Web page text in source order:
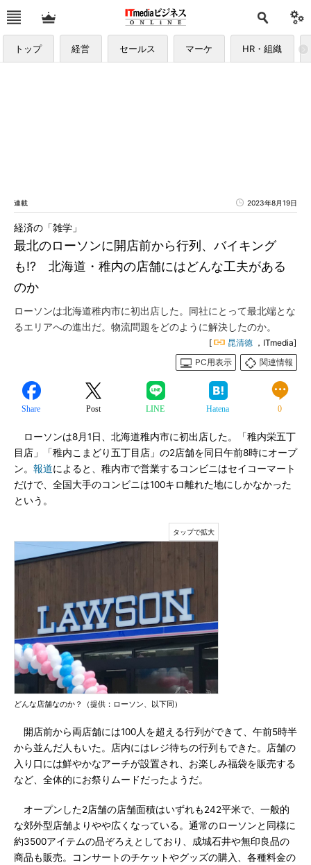
トップ 経営 セールス マーケ HR・組織
連載 2023年8月19日
最北のローソンに開店前から行列、バイキング
も!? 北海道・稚内の店舗にはどんな工夫がある
のか
経済の「雑学」
ローソンは北海道稚内市に初出店した。同社にとって最北端とな
るエリアへの進出だ。物流問題をどのように解決したのか。
[ 昆清徳 ，ITmedia]
PC用表示
関連情報
Share Post LINE Hatena 0
ローソンは8月1日、北海道稚内市に初出店した。「稚内栄五丁
目店」「稚内こまどり五丁目店」の2店舗を同日午前8時にオープ
ン。 報道によると、稚内市で営業するコンビニはセイコーマート
だけで、全国大手のコンビニは100キロ離れた地にしかなかった
という。
どんな店舗なのか？（提供：ローソン、以下同）
開店前から両店舗には100人を超える行列ができて、午前5時半
から並んだ人もいた。店内にはレジ待ちの行列もできた。店舗の
入り口には鮮やかなアーチが設置され、お楽しみ福袋を販売する
など、全体的にお祭りムードだったようだ。
オープンした2店舗の店舗面積はいずれも242平米で、一般的
な郊外型店舗よりやや広くなっている。通常のローソンと同様に
約3500アイテムの品ぞろえとしており、成城石井や無印良品の
商品も販売。コンサートのチケットやグッズの購入、各種料金の